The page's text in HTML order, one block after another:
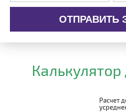
ОТПРАВИТЬ
Калькулятор
Расчет